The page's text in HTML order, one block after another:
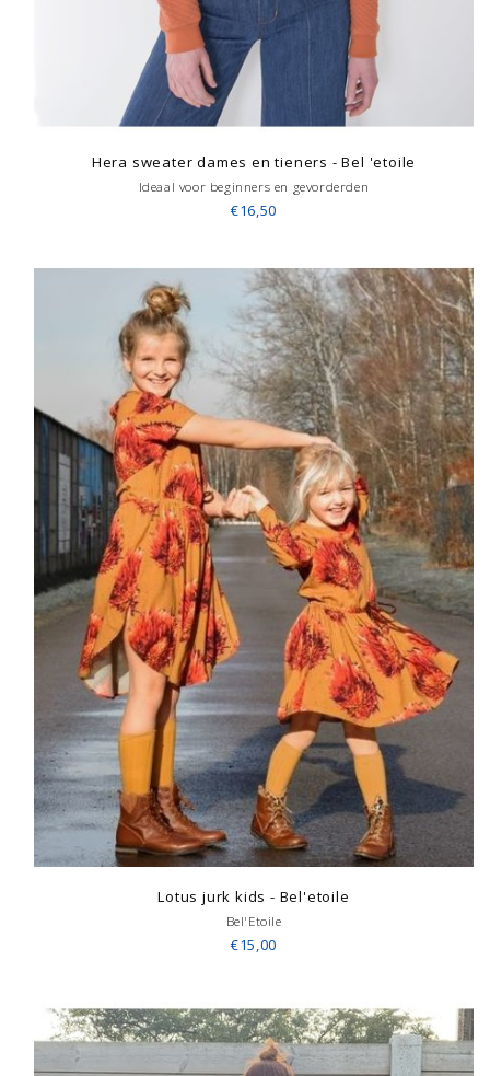
Hera sweater dames en tieners - Bel 'etoile
Ideaal voor beginners en gevorderden
€16,50
Lotus jurk kids - Bel'etoile
Bel'Etoile
€15,00